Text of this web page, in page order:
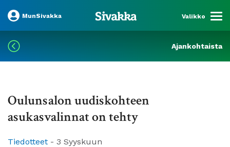
MunSivakka Valikko
Ajankohtaista
Oulunsalon uudiskohteen
asukasvalinnat on tehty
Tiedotteet - 3 Syyskuun